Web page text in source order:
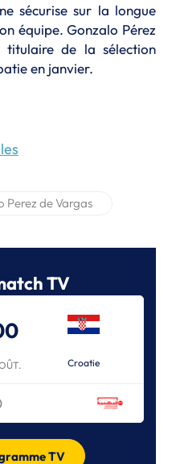
sécurise sur la longue
équipe. Gonzalo Pérez
de la sélection
en janvier.
Perez de Vargas
TV
Croatie
TV